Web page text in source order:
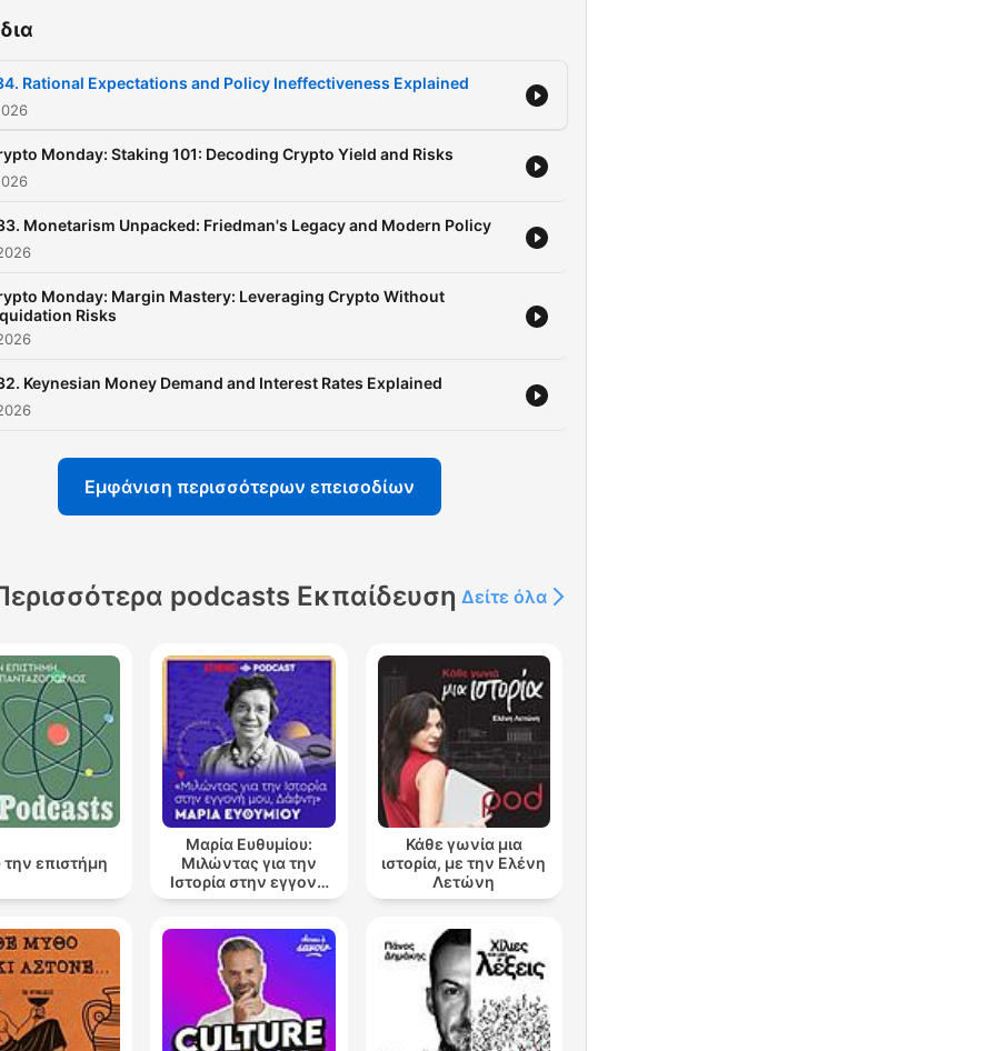
Rational Expectations and Policy Ineffectiveness Explained
Monday: Staking 101: Decoding Crypto Yield and Risks
Monetarism Unpacked: Friedman's Legacy and Modern Policy
Monday: Margin Mastery: Leveraging Crypto Without
Risks
Keynesian Money Demand and Interest Rates Explained
Εμφάνιση περισσότερων επεισοδίων
podcasts Εκπαίδευση Δείτε όλα
επιστήμη
Μαρία Ευθυμίου:
Μιλώντας για την
Ιστορία στην εγγονή
μου, Δάφνη
Κάθε γωνία μια
ιστορία, με την Ελένη
Λετώνη